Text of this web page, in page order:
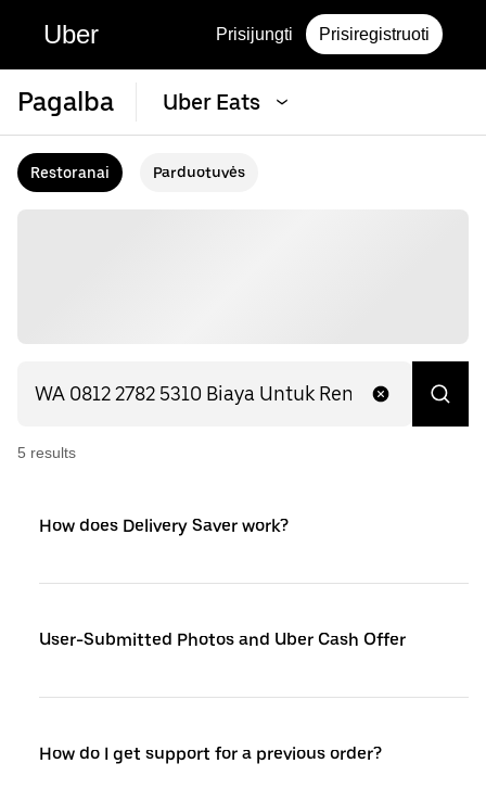
Uber Prisijungti Prisiregistruoti
Pagalba Uber Eats
Restoranai Parduotuvės
5 results
How does Delivery Saver work?
User-Submitted Photos and Uber Cash Offer
How do I get support for a previous order?